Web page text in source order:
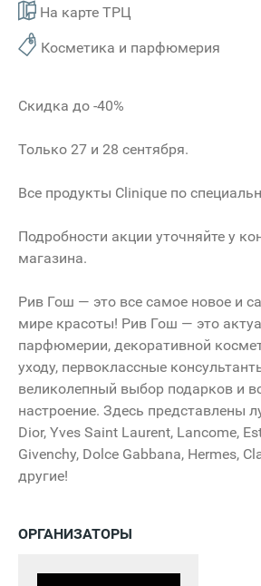
На карте ТРЦ
Косметика и парфюмерия
Скидка до -40%
Только 27 и 28 сентября.
Все продукты Clinique по
Подробности акции уточняйте у
магазина.
Рив Гош — это все самое новое и
мире красоты! Рив Гош — это
парфюмерии, декоративной
уходу, первоклассные
великолепный выбор подарков и
настроение. Здесь представлены
Dior, Yves Saint Laurent, Lancome,
Givenchy, Dolce Gabbana, Hermes,
другие!
ОРГАНИЗАТОРЫ